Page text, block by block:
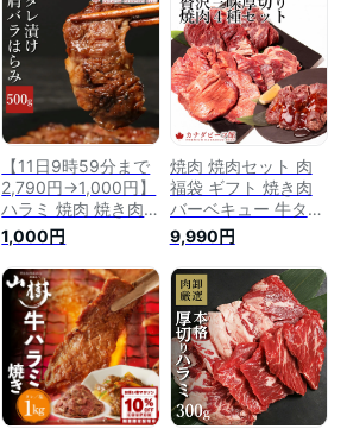
【11日9時59分まで
2,790円→1,000円】
ハラミ 焼肉 焼き肉
焼肉セット お中元
お取り寄せグルメ バ
ーベキュー 食材 牛
ハラミ 肉 バーベキ
ュー BBQ 牛肉 食材
はらみ 冷凍食品 タ
レ漬け肩バラはらみ
500g
1,000円
焼肉 焼肉セット 肉
福袋 ギフト 焼き肉
バーベキュー 牛タン
ハラミ カルビ 牛は
らみ 食材 バーベキ
ューセット お取り寄
せグルメ 内祝い
BBQ お取り寄せ グ
ルメ 5〜7人前 冷凍
食品 新春
9,990円